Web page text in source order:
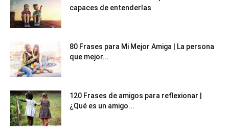
capaces de entenderlas
80 Frases para Mi Mejor Amiga | La persona
que mejor...
120 Frases de amigos para reflexionar |
¿Qué es un amigo...